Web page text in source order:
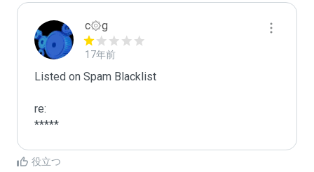
c۞g
17年前
Listed on Spam Blacklist
re:
*****
役立つ